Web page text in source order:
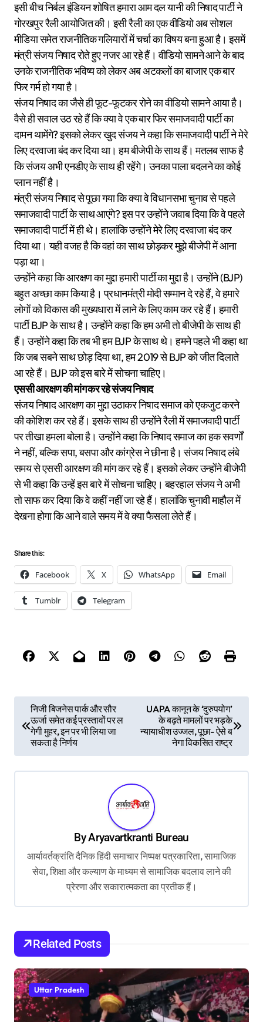
इसी बीच निर्बल इंडियन शोषित हमारा आम दल यानी की निषाद पार्टी ने
गोरखपुर रैली आयोजित की। इसी रैली का एक वीडियो अब सोशल
मीडिया समेत राजनीतिक गलियारों में चर्चा का विषय बना हुआ है। इसमें
मंत्री संजय निषाद रोते हुए नजर आ रहे हैं। वीडियो सामने आने के बाद
उनके राजनीतिक भविष्य को लेकर अब अटकलों का बाजार एक बार
फिर गर्म हो गया है।
संजय निषाद का जैसे ही फूट-फूटकर रोने का वीडियो सामने आया है।
वैसे ही सवाल उठ रहे हैं कि क्या वे एक बार फिर समाजवादी पार्टी का
दामन थामेंगे? इसको लेकर खुद संजय ने कहा कि समाजवादी पार्टी ने मेरे
लिए दरवाजा बंद कर दिया था। हम बीजेपी के साथ हैं। मतलब साफ है
कि संजय अभी एनडीए के साथ ही रहेंगे। उनका पाला बदलने का कोई
प्लान नहीं है।
मंत्री संजय निषाद से पूछा गया कि क्या वे विधानसभा चुनाव से पहले
समाजवादी पार्टी के साथ आएंगे? इस पर उन्होंने जवाब दिया कि वे पहले
समाजवादी पार्टी में ही थे। हालांकि उन्होंने मेरे लिए दरवाजा बंद कर
दिया था। यही वजह है कि वहां का साथ छोड़कर मुझे बीजेपी में आना
पड़ा था।
उन्होंने कहा कि आरक्षण का मुद्दा हमारी पार्टी का मुद्दा है। उन्होंने (BJP)
बहुत अच्छा काम किया है। प्रधानमंत्री मोदी सम्मान दे रहे हैं, वे हमारे
लोगों को विकास की मुख्यधारा में लाने के लिए काम कर रहे हैं। हमारी
पार्टी BJP के साथ है। उन्होंने कहा कि हम अभी तो बीजेपी के साथ ही
हैं। उन्होंने कहा कि तब भी हम BJP के साथ थे। हमने पहले भी कहा था
कि जब सबने साथ छोड़ दिया था, हम 2019 से BJP को जीत दिलाते
आ रहे हैं। BJP को इस बारे में सोचना चाहिए।
एससी आरक्षण की मांग कर रहे संजय निषाद
संजय निषाद आरक्षण का मुद्दा उठाकर निषाद समाज को एकजुट करने
की कोशिश कर रहे हैं। इसके साथ ही उन्होंने रैली में समाजवादी पार्टी
पर तीखा हमला बोला है। उन्होंने कहा कि निषाद समाज का हक सवर्णों
ने नहीं, बल्कि सपा, बसपा और कांग्रेस ने छीना है। संजय निषाद लंबे
समय से एससी आरक्षण की मांग कर रहे हैं। इसको लेकर उन्होंने बीजेपी
से भी कहा कि उन्हें इस बारे में सोचना चाहिए। बहरहाल संजय ने अभी
तो साफ कर दिया कि वे कहीं नहीं जा रहे हैं। हालांकि चुनावी माहौल में
देखना होगा कि आने वाले समय में वे क्या फैसला लेते हैं।
Share this:
Facebook X WhatsApp Email
Tumblr Telegram
o
n
निजी बिजनेस पार्क और सौर
ऊर्जा समेत कई प्रस्तावों पर ल
गेगी मुहर, इन पर भी लिया जा
सकता है निर्णय
UAPA कानून के ‘दुरुपयोग’
के बढ़ते मामलों पर भड़के
न्यायाधीश उज्जल, पूछा- ऐसे ब
नेगा विकसित राष्ट्र
ByAryavartkranti Bureau
आर्यावर्तक्रांति दैनिक हिंदी समाचार निष्पक्ष पत्रकारिता, सामाजिक
सेवा, शिक्षा और कल्याण के माध्यम से सामाजिक बदलाव लाने की
प्रेरणा और सकारात्मकता का प्रतीक हैं।
Related Posts
Uttar Pradesh